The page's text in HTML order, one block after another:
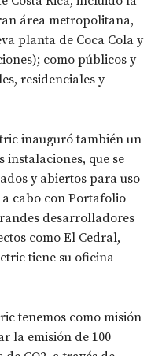
área metropolitana,
planta de Coca Cola y
como públicos y
residenciales y
inauguró también un
instalaciones, que se
y abiertos para uso
cabo con Portafolio
desarrolladores
como El Cedral,
tiene su oficina
tenemos como misión
la emisión de 100